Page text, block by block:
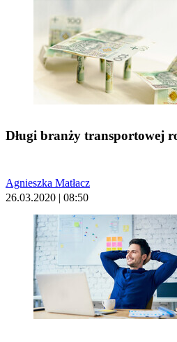
Długi branży transportowej
Agnieszka Matłacz
26.03.2020 | 08:50